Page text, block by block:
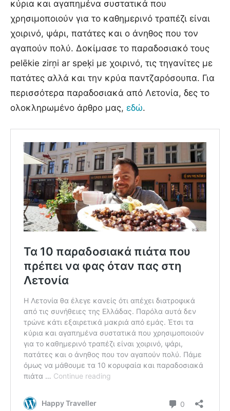
κύρια και αγαπημένα συστατικά που
χρησιμοποιούν για το καθημερινό τραπέζι είναι
χοιρινό, ψάρι, πατάτες και ο άνηθος που τον
αγαπούν πολύ. Δοκίμασε το παραδοσιακό τους
pelēkie zirņi ar speķi με χοιρινό, τις τηγανίτες με
πατάτες αλλά και την κρύα παντζαρόσουπα. Για
περισσότερα παραδοσιακά από Λετονία, δες το
ολοκληρωμένο άρθρο μας, εδώ.